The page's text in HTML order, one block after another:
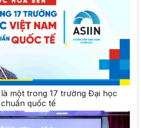
một trong 17 trường Đại học
quốc tế